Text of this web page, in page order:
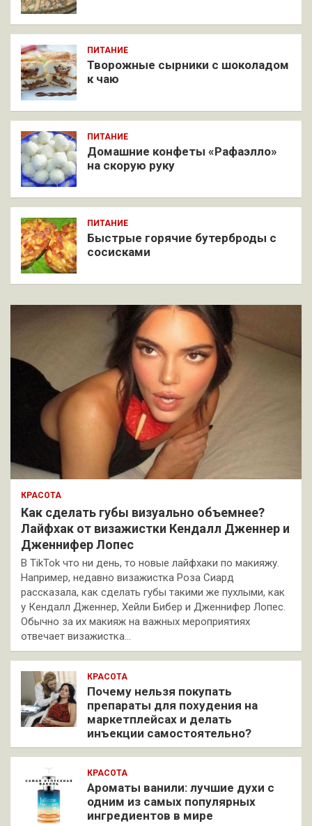
ПИТАНИЕ
Творожные сырники с шоколадом
к чаю
ПИТАНИЕ
Домашние конфеты «Рафаэлло»
на скорую руку
ПИТАНИЕ
Быстрые горячие бутерброды с
сосисками
КРАСОТА
Как сделать губы визуально объемнее?
Лайфхак от визажистки Кендалл Дженнер и
Дженнифер Лопес
В TikTok что ни день, то новые лайфхаки по макияжу.
Например, недавно визажистка Роза Сиард
рассказала, как сделать губы такими же пухлыми, как
у Кендалл Дженнер, Хейли Бибер и Дженнифер Лопес.
Обычно за их макияж на важных мероприятиях
отвечает визажистка…
КРАСОТА
Почему нельзя покупать
препараты для похудения на
маркетплейсах и делать
инъекции самостоятельно?
КРАСОТА
Ароматы ванили: лучшие духи с
одним из самых популярных
ингредиентов в мире